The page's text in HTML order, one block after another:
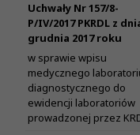
Uchwały Nr 157/8-
P/IV/2017 PKRDL z
grudnia 2017 roku
w sprawie wpisu
medycznego
diagnostycznego do
ewidencji laboratoriów
prowadzonej przez